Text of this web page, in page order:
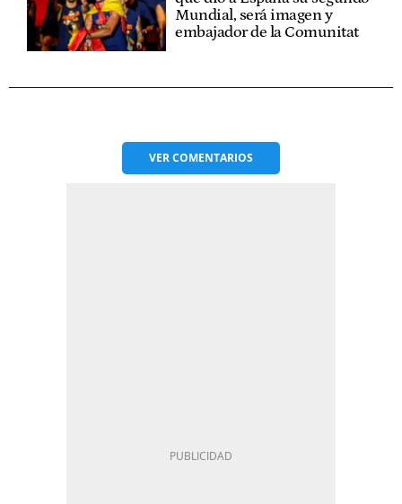
Mundial, será imagen y
embajador de la Comunitat
VERCOMENTARIOS